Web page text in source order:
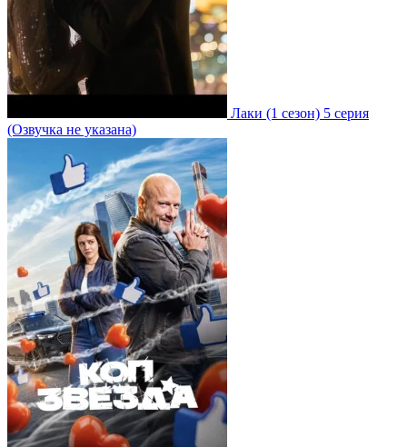
Лаки (1 сезон) 5 серия
(Озвучка не указана)